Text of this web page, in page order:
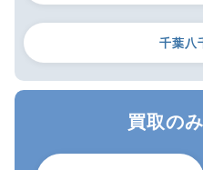
千葉八
買取の